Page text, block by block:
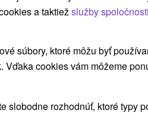
Jasná
BEZBARIÉROVÝ
PRÍSTUP
a taktiež služby
súbory, ktoré môžu byť
Vďaka cookies vám môžeme
slobodne rozhodnúť, ktoré typy